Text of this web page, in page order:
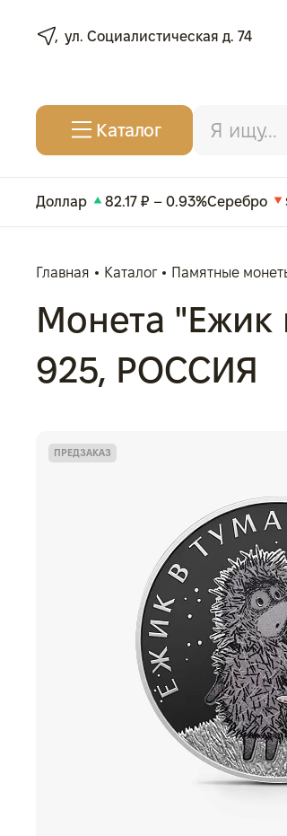
ул. Социалистическая д. 74
Каталог
Доллар 82.17 ₽ – 0.93%Серебро
Главная Каталог Памятные
Монета "Ежик
925, РОССИЯ
ПРЕДЗАКАЗ